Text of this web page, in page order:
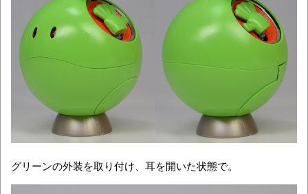
グリーンの外装を取り付け、耳を開いた状態で。